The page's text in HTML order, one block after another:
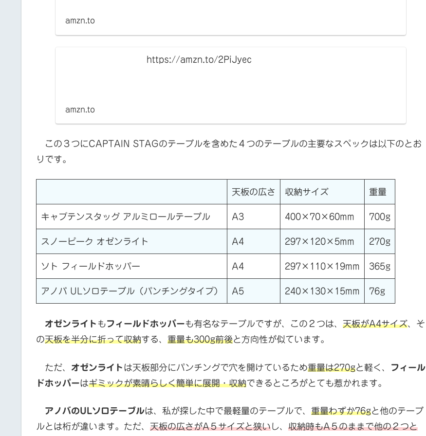
amzn.to
https://amzn.to/2PiJyec
amzn.to
この３つにCAPTAIN STAGのテーブルを含めた４つのテーブルの主要なスペックは以下のとお
りです。
天板の広さ 収納サイズ 重量
キャプテンスタッグ アルミロールテーブル A3 400×70×60mm 700g
スノーピーク オゼンライト A4 297×120×5mm 270g
ソト フィールドホッパー A4 297×110×19mm 365g
アノバ ULソロテーブル（パンチングタイプ） A5 240×130×15mm 76g
オゼンライト もフィールドホッパーも有名なテーブルですが、この２つは、 天板がA4サイズ、そ
の天板を半分に折って収納する、 重量も300g前後と方向性が似ています。
ただ、 オゼンライト は天板部分にパンチングで穴を開けているため重量は270gと軽く、
フィール
ドホッパーはギミックが素晴らしく簡単に展開・収納できるところがとても惹かれます。
アノバのULソロテーブルは、私が探した中で最軽量のテーブルで、 重量わずか76gと他のテーブ
ルとは桁が違います。ただ、 天板の広さがA５サイズと狭いし、 収納時もA５のままで他の２つと